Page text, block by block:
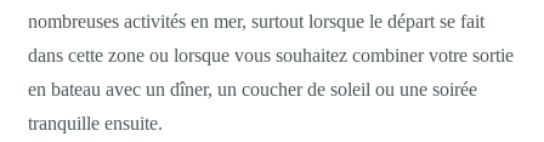
nombreuses activités en mer, surtout lorsque le départ se fait
dans cette zone ou lorsque vous souhaitez combiner votre sortie
en bateau avec un dîner, un coucher de soleil ou une soirée
tranquille ensuite.